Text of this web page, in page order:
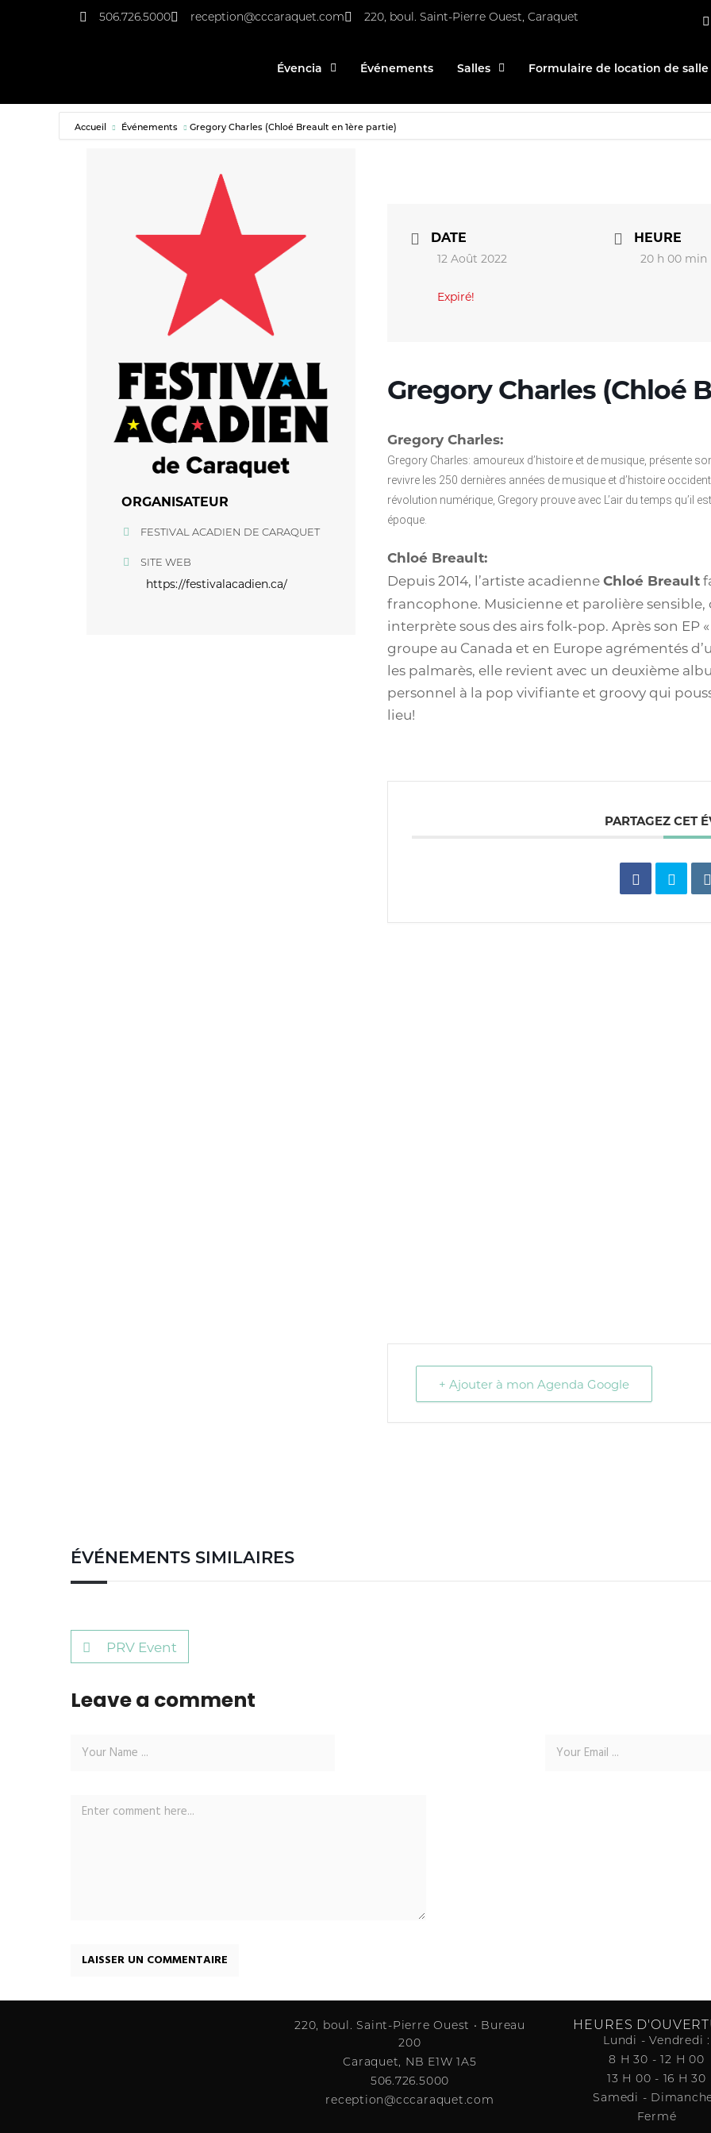
506.726.5000 reception@cccaraquet.com 220, boul. Saint-Pierre Ouest, Caraquet
Évencia Événements Salles Formulaire de location de salle
Accueil Événements Gregory Charles (Chloé Breault en 1ère partie)
ORGANISATEUR
FESTIVAL ACADIEN DE CARAQUET
SITE WEB
https://festivalacadien.ca/
DATE
12 Août 2022
Expiré!
HEURE
20 h 00 min
Gregory Charles (Chloé
Gregory Charles:
Gregory Charles: amoureux d’histoire et de musique, présente
revivre les 250 dernières années de musique et d’histoire
révolution numérique, Gregory prouve avec L’air du temps qu’il
époque.
Chloé Breault:
Depuis 2014, l’artiste acadienneChloé Breault
francophone. Musicienne et parolière
interprète sous des airs folk-pop. Après son EP
groupe au Canada et en Europe agrémentés
les palmarès, elle revient avec un deuxième
personnel à la pop vivifiante et groovy qui
lieu!
PARTAGEZ CET
+ Ajouter à mon Agenda Google
ÉVÉNEMENTS SIMILAIRES
PRV Event
Leave a comment
220, boul. Saint-Pierre Ouest • Bureau
200
Caraquet, NB E1W 1A5
506.726.5000
reception@cccaraquet.com
HEURES
Lundi - Vendredi :
8 H 30 - 12 H 00
13 H 00 - 16 H 30
Samedi -
Fermé